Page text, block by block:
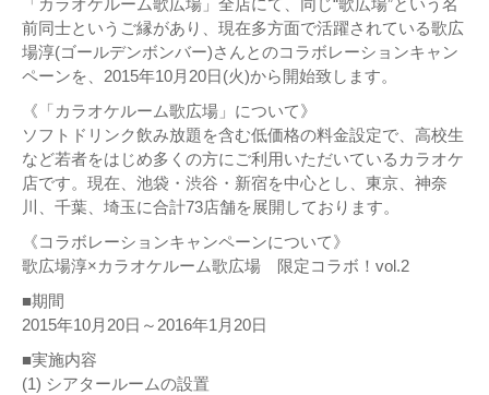
「カラオケルーム歌広場」全店にて、同じ“歌広場”という名
前同士というご縁があり、現在多方面で活躍されている歌広
場淳(ゴールデンボンバー)さんとのコラボレーションキャン
ペーンを、2015年10月20日(火)から開始致します。
《「カラオケルーム歌広場」について》
ソフトドリンク飲み放題を含む低価格の料金設定で、高校生
など若者をはじめ多くの方にご利用いただいているカラオケ
店です。現在、池袋・渋谷・新宿を中心とし、東京、神奈
川、千葉、埼玉に合計73店舗を展開しております。
《コラボレーションキャンペーンについて》
歌広場淳×カラオケルーム歌広場 限定コラボ！vol.2
■期間
2015年10月20日～2016年1月20日
■実施内容
(1) シアタールームの設置